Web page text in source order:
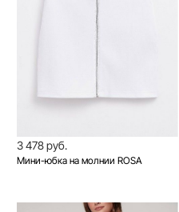
3 478 руб.
Мини-юбка на молнии ROSA